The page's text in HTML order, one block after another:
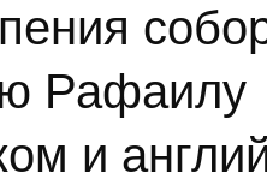
Рафаилу
и